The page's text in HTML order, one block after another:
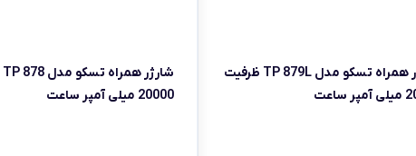
شارژر همراه تسکو مدل TP 879L ظرفیت
20000 میلی آمپر ساعت